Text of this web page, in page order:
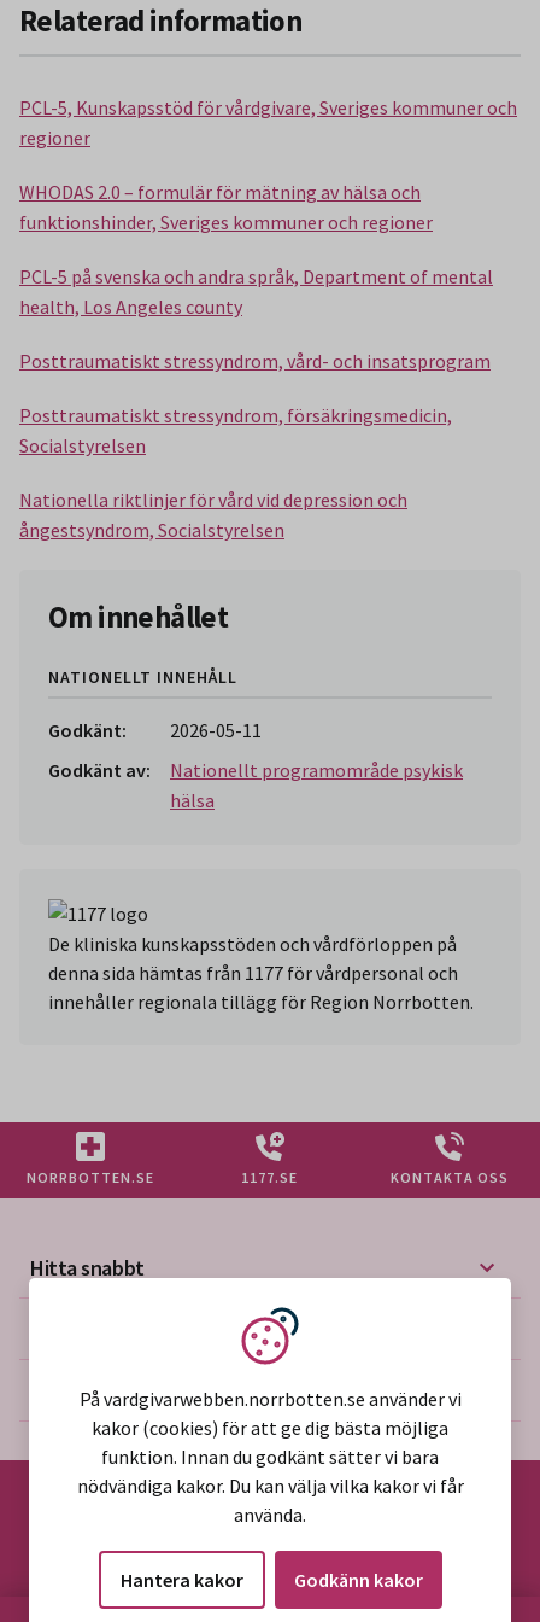
HITTA PÅ SIDAN
Relaterad information
PCL-5, Kunskapsstöd för vårdgivare, Sveriges kommuner och
regioner
WHODAS 2.0 – formulär för mätning av hälsa och
funktionshinder, Sveriges kommuner och regioner
PCL-5 på svenska och andra språk, Department of mental
health, Los Angeles county
Posttraumatiskt stressyndrom, vård- och insatsprogram
Posttraumatiskt stressyndrom, försäkringsmedicin,
Socialstyrelsen
Nationella riktlinjer för vård vid depression och
ångestsyndrom, Socialstyrelsen
Om innehållet
NATIONELLT INNEHÅLL
Godkänt:
2026-05-11
Godkänt av:
Nationellt programområde psykisk
hälsa
De kliniska kunskapsstöden och vårdförloppen på
denna sida hämtas från 1177 för vårdpersonal och
innehåller regionala tillägg för Region Norrbotten.
NORRBOTTEN.SE 1177.SE KONTAKTA OSS
Hitta snabbt
Mer på vårdgivarwebben
Om webbplatsen
©2026 Region Norrbotten
Vi använder kakor
På vardgivarwebben.norrbotten.se använder vi
kakor (cookies) för att ge dig bästa möjliga
funktion. Innan du godkänt sätter vi bara
nödvändiga kakor. Du kan välja vilka kakor vi får
använda.
Hantera kakor Godkänn kakor